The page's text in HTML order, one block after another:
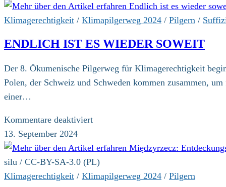
Klimagerechtigkeit / Klimapilgerweg 2024 / Pilgern /
ENDLICH IST ES WIEDER SOWEIT
Der 8. Ökumenische Pilgerweg für Klimagerechtigkeit
Polen, der Schweiz und Schweden kommen zusammen,
einer…
Kommentare deaktiviertfür
ist
es
wieder
13. September 2024
silu / CC-BY-SA-3.0 (PL)
Klimagerechtigkeit / Klimapilgerweg 2024 / Pilgern